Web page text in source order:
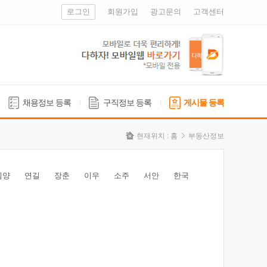
로그인 회원가입 광고문의 고객센터
채용정보 등록 구직정보 등록 게시물 등록
현재위치 : 홈 부동산정보
양 연길 장춘 이우 소주 서안 한국